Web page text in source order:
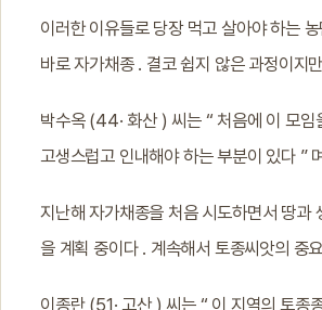
이러한 이유들로 당장 먹고 살아야 하는
바로 자가채종 . 결코 쉽지 않은 과정이지
박수옥 (44· 화산 ) 씨는 “ 처음에 이 모
고생스럽고 인내해야 하는 부분이 있다 ”
지난해 자가채종을 처음 시도하면서 땅과
을 계획 중이다 . 계속해서 토종씨앗의 중
이종란 (51· 고산 ) 씨는 “ 이 지역의 토종